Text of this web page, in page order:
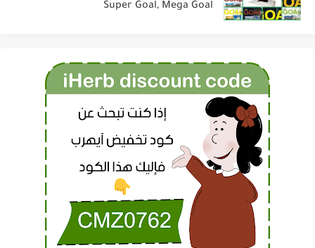
Super Goal, Mega Goal